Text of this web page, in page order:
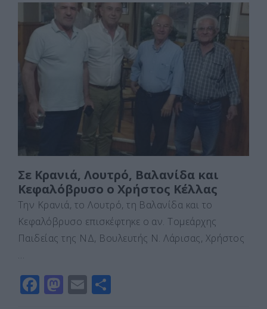
c
e
o
o
k
st
o
d
ai
l
ρ
α
σ
τε
ίτ
Σε Κρανιά, Λουτρό, Βαλανίδα και
Κεφαλόβρυσο ο Χρήστος Κέλλας
Την Κρανιά, το Λουτρό, τη Βαλανίδα και το
Κεφαλόβρυσο επισκέφτηκε ο αν. Τομεάρχης
Παιδείας της ΝΔ, Βουλευτής Ν. Λάρισας, Χρήστος
…
F M E